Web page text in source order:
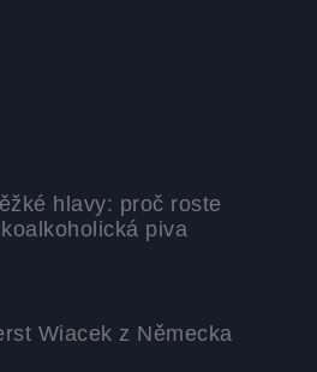
hlavy: proč roste
piva
Wiacek z Německa